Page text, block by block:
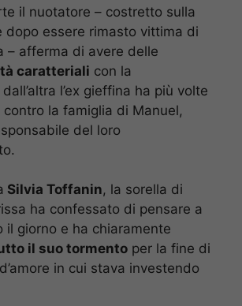
il nuotatore – costretto sulla
dopo essere rimasto vittima di
– afferma di avere delle
caratteriali con la
l’ex gieffina ha più volte
la famiglia di Manuel,
del loro
Silvia Toffanin, la sorella di
ha confessato di pensare a
il giorno e ha chiaramente
il suo tormento per la fine di
in cui stava investendo